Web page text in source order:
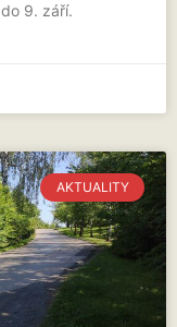
9. září.
AKTUALITY